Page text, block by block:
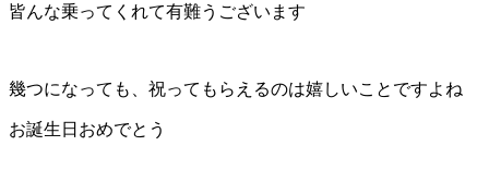
皆んな乗ってくれて有難うございます
幾つになっても、祝ってもらえるのは嬉しいことですよね
お誕生日おめでとう